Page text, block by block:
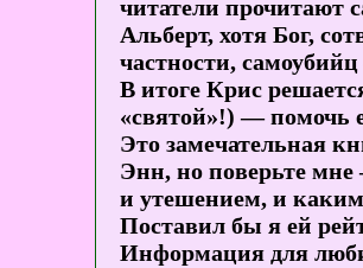
читатели прочитают
Альберт, хотя Бог,
частности,
В итоге Крис
«святой»!) — помочь
Это замечательная
Энн, но поверьте мне
и утешением, и
Поставил бы я ей
Информация для